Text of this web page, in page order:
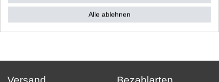
inkl. ges. MwSt.zzgl.
Versand Bezahlarten
Alle ablehnen